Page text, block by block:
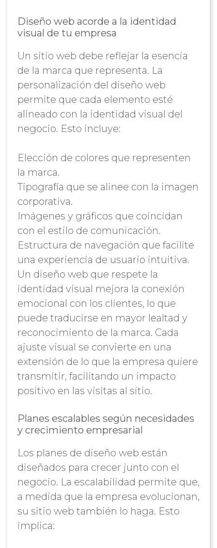
Diseño web acorde a la identidad
visual de tu empresa
Un sitio web debe reflejar la esencia
de la marca que representa. La
personalización del diseño web
permite que cada elemento esté
alineado con la identidad visual del
negocio. Esto incluye:
Elección de colores que representen
la marca.
Tipografía que se alinee con la imagen
corporativa.
Imágenes y gráficos que coincidan
con el estilo de comunicación.
Estructura de navegación que facilite
una experiencia de usuario intuitiva.
Un diseño web que respete la
identidad visual mejora la conexión
emocional con los clientes, lo que
puede traducirse en mayor lealtad y
reconocimiento de la marca. Cada
ajuste visual se convierte en una
extensión de lo que la empresa quiere
transmitir, facilitando un impacto
positivo en las visitas al sitio.
Planes escalables según necesidades
y crecimiento empresarial
Los planes de diseño web están
diseñados para crecer junto con el
negocio. La escalabilidad permite que,
a medida que la empresa evolucionan,
su sitio web también lo haga. Esto
implica: